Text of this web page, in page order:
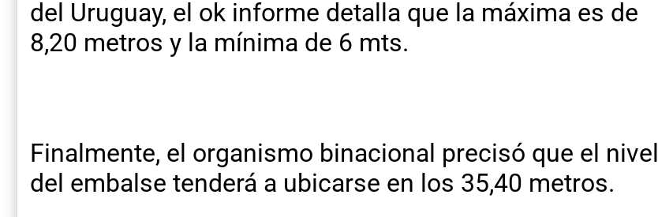
del Uruguay, el ok informe detalla que la máxima es de
8,20 metros y la mínima de 6 mts.
Finalmente, el organismo binacional precisó que el nivel
del embalse tenderá a ubicarse en los 35,40 metros.